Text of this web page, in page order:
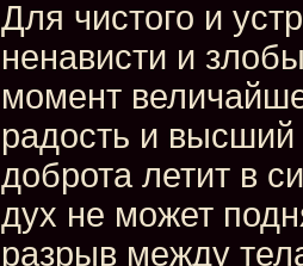
Для чистого и
ненависти и
момент
радость и высший
доброта летит в
дух не может
разрыв между